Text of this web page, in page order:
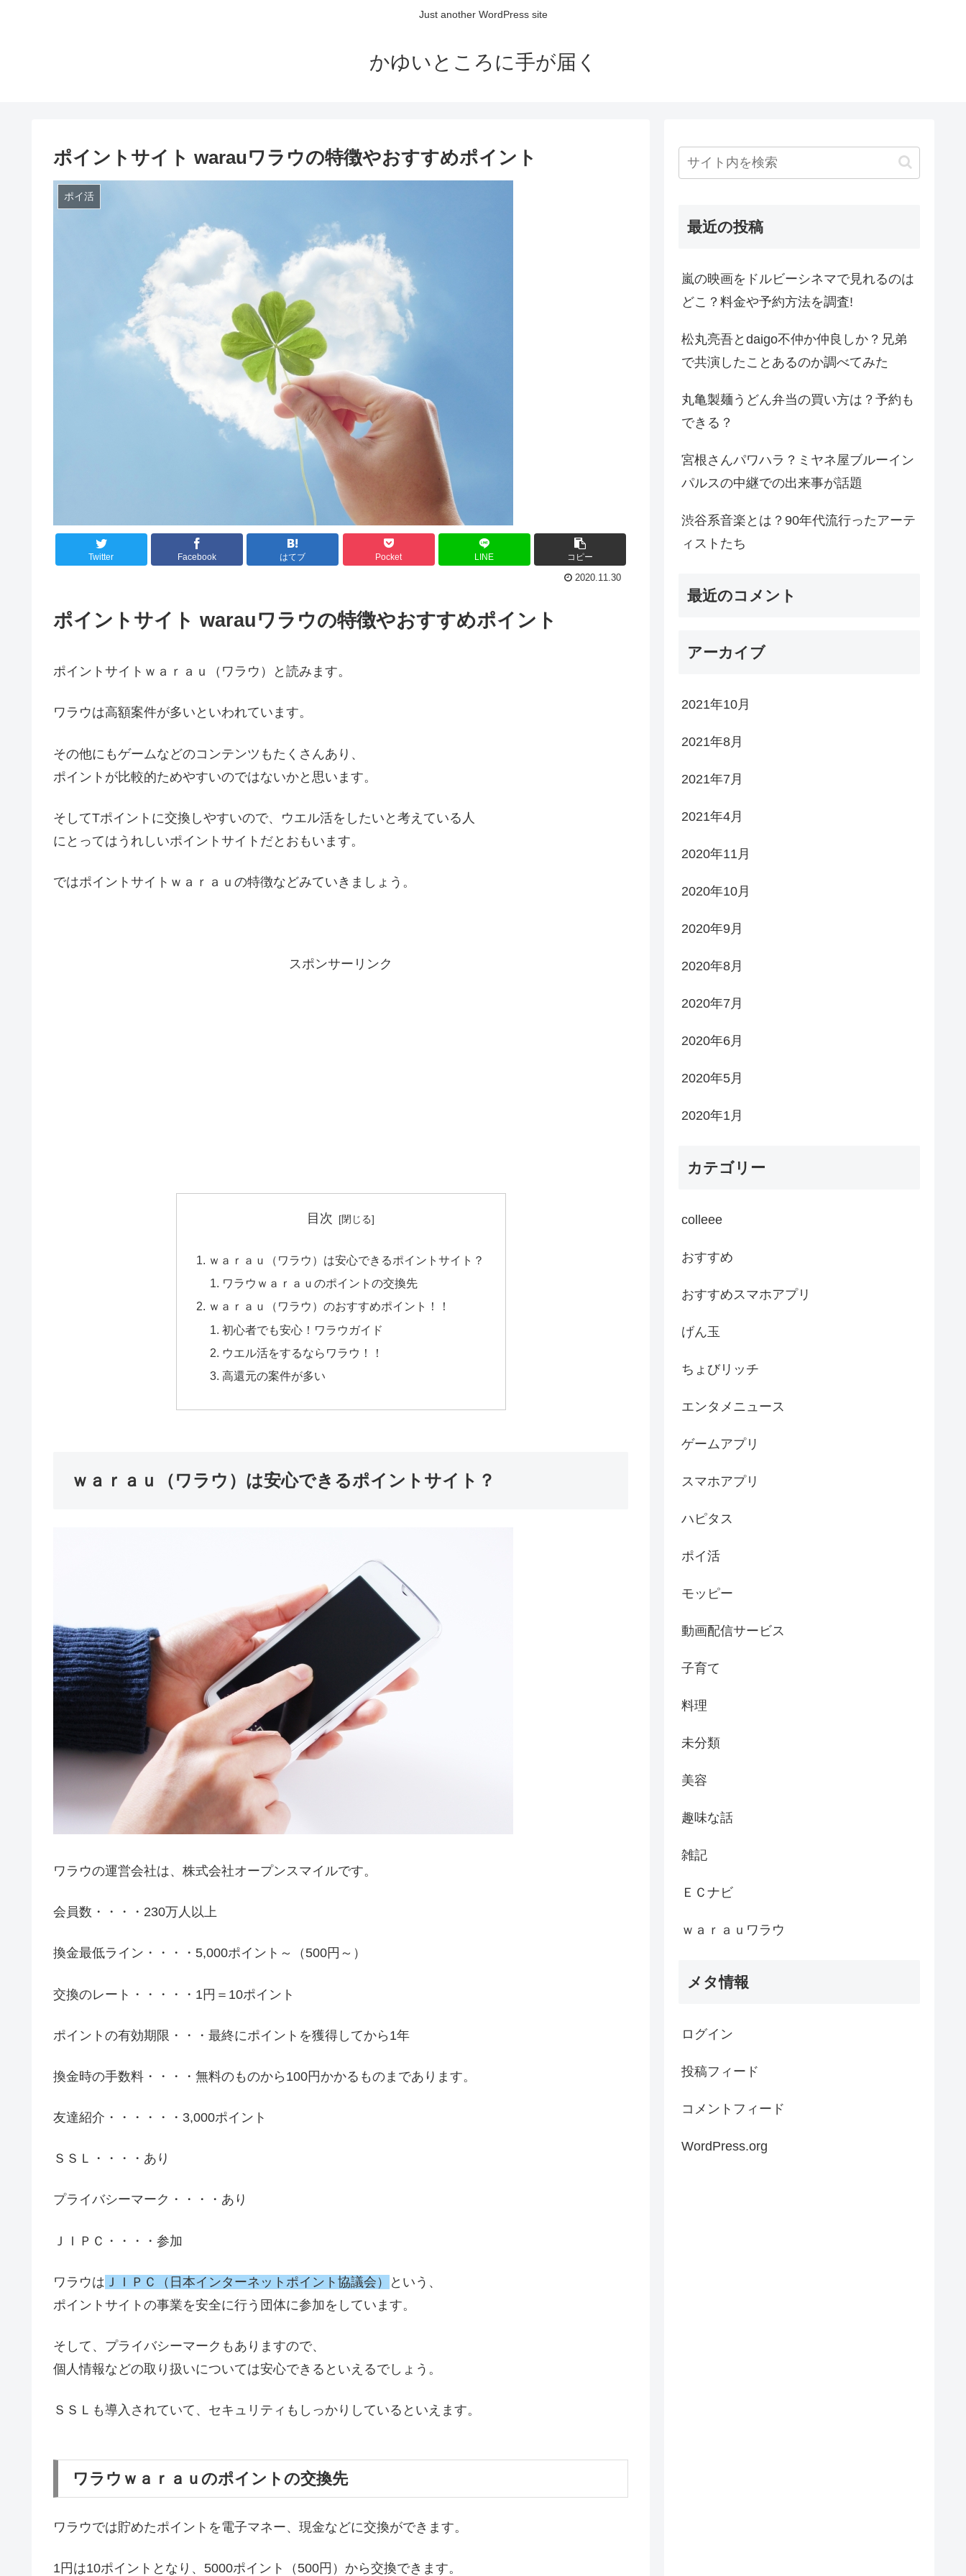
Just another WordPress site
かゆいところに手が届く
ポイントサイト warauワラウの特徴やおすすめポイント
ポイ活
Twitter Facebook はてブ Pocket LINE コピー
2020.11.30
ポイントサイト warauワラウの特徴やおすすめポイント
ポイントサイトｗａｒａｕ（ワラウ）と読みます。
ワラウは高額案件が多いといわれています。
その他にもゲームなどのコンテンツもたくさんあり、
ポイントが比較的ためやすいのではないかと思います。
そしてTポイントに交換しやすいので、ウエル活をしたいと考えている人
にとってはうれしいポイントサイトだとおもいます。
ではポイントサイトｗａｒａｕの特徴などみていきましょう。
スポンサーリンク
目次
ｗａｒａｕ（ワラウ）は安心できるポイントサイト？
ワラウｗａｒａｕのポイントの交換先
ｗａｒａｕ（ワラウ）のおすすめポイント！！
初心者でも安心！ワラウガイド
ウエル活をするならワラウ！！
高還元の案件が多い
ｗａｒａｕ（ワラウ）は安心できるポイントサイト？
ワラウの運営会社は、株式会社オープンスマイルです。
会員数・・・・230万人以上
換金最低ライン・・・・5,000ポイント～（500円～）
交換のレート・・・・・1円＝10ポイント
ポイントの有効期限・・・最終にポイントを獲得してから1年
換金時の手数料・・・・無料のものから100円かかるものまであります。
友達紹介・・・・・・3,000ポイント
ＳＳＬ・・・・あり
プライバシーマーク・・・・あり
ＪＩＰＣ・・・・参加
ワラウは ＪＩＰＣ（日本インターネットポイント協議会）
という、
ポイントサイトの事業を安全に行う団体に参加をしています。
そして、プライバシーマークもありますので、
個人情報などの取り扱いについては安心できるといえるでしょう。
ＳＳＬも導入されていて、セキュリティもしっかりしているといえます。
ワラウｗａｒａｕのポイントの交換先
ワラウでは貯めたポイントを電子マネー、現金などに交換ができます。
1円は10ポイントとなり、5000ポイント（500円）から交換できます。
最近の投稿
嵐の映画をドルビーシネマで見れるのは
どこ？料金や予約方法を調査!
松丸亮吾とdaigo不仲か仲良しか？兄弟
で共演したことあるのか調べてみた
丸亀製麺うどん弁当の買い方は？予約も
できる？
宮根さんパワハラ？ミヤネ屋ブルーイン
パルスの中継での出来事が話題
渋谷系音楽とは？90年代流行ったアーテ
ィストたち
最近のコメント
アーカイブ
2021年10月
2021年8月
2021年7月
2021年4月
2020年11月
2020年10月
2020年9月
2020年8月
2020年7月
2020年6月
2020年5月
2020年1月
カテゴリー
colleee
おすすめ
おすすめスマホアプリ
げん玉
ちょびリッチ
エンタメニュース
ゲームアプリ
スマホアプリ
ハピタス
ポイ活
モッピー
動画配信サービス
子育て
料理
未分類
美容
趣味な話
雑記
ＥＣナビ
ｗａｒａｕワラウ
メタ情報
ログイン
投稿フィード
コメントフィード
WordPress.org